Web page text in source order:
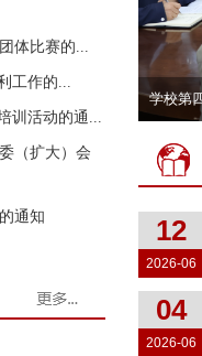
体比赛的...
工作的...
训活动的通...
（扩大）会
通知
学校第
12
2026-06
04
2026-06